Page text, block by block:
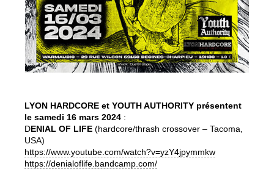
LYON HARDCORE et YOUTH AUTHORITY présentent
le samedi 16 mars 2024 :
DENIAL OF LIFE (hardcore/thrash crossover – Tacoma,
USA)
https://www.youtube.com/watch?v=yzY4jpymmkw
https://denialoflife.bandcamp.com/